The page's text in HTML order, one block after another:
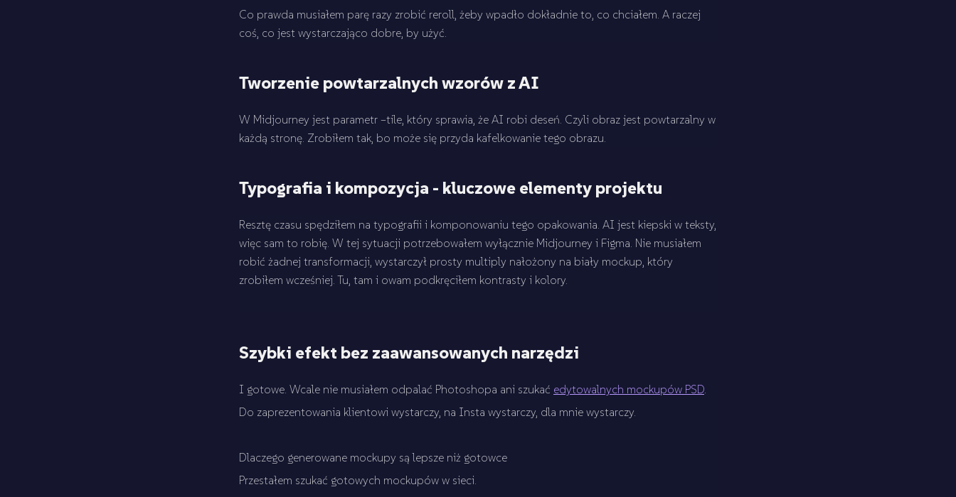
Co prawda musiałem parę razy zrobić reroll, żeby wpadło dokładnie to, co chciałem. A raczej
coś, co jest wystarczająco dobre, by użyć.
Tworzenie powtarzalnych wzorów z AI
W Midjourney jest parametr –tile, który sprawia, że AI robi deseń. Czyli obraz jest powtarzalny w
każdą stronę. Zrobiłem tak, bo może się przyda kafelkowanie tego obrazu.
Typografia i kompozycja - kluczowe elementy projektu
Resztę czasu spędziłem na typografii i komponowaniu tego opakowania. AI jest kiepski w teksty,
więc sam to robię. W tej sytuacji potrzebowałem wyłącznie Midjourney i Figma. Nie musiałem
robić żadnej transformacji, wystarczył prosty multiply nałożony na biały mockup, który
zrobiłem wcześniej. Tu, tam i owam podkręciłem kontrasty i kolory.
Szybki efekt bez zaawansowanych narzędzi
I gotowe. Wcale nie musiałem odpalać Photoshopa ani szukać edytowalnych mockupów PSD.
Do zaprezentowania klientowi wystarczy, na Insta wystarczy, dla mnie wystarczy.
Dlaczego generowane mockupy są lepsze niż gotowce
Przestałem szukać gotowych mockupów w sieci.